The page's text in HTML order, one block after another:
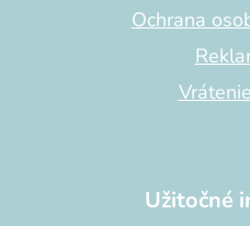
Ochrana
Užitočné